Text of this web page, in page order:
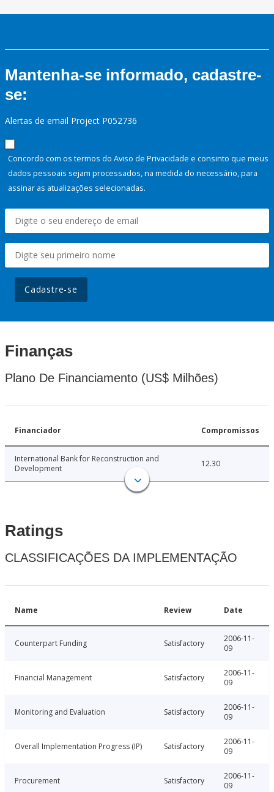
Mantenha-se informado, cadastre-
se:
Alertas de email Project P052736
Concordo com os termos do Aviso de Privacidade e consinto que meus
dados pessoais sejam processados, na medida do necessário, para
assinar as atualizações selecionadas.
Cadastre-se
Finanças
Plano De Financiamento (US$ Milhões)
Financiador Compromissos
International Bank for Reconstruction and
Development
12.30
Ratings
CLASSIFICAÇÕES DA IMPLEMENTAÇÃO
Name Review Date
Counterpart Funding Satisfactory
2006-11-
09
Financial Management Satisfactory
2006-11-
09
Monitoring and Evaluation Satisfactory
2006-11-
09
Overall Implementation Progress (IP) Satisfactory
2006-11-
09
Procurement Satisfactory
2006-11-
09